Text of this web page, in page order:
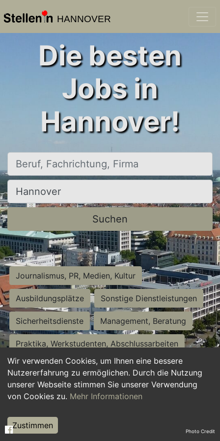
HANNOVER
Wir verwenden Cookies, um Ihnen eine bessere
Nutzererfahrung zu ermöglichen. Durch die Nutzung
unserer Webseite stimmen Sie unserer Verwendung
von Cookies zu. Mehr Informationen
Zustimmen
Die besten
Jobs in
Hannover!
Beruf, Fachrichtung, Firma
Ort, Stadt
Suchen
Journalismus, PR, Medien, Kultur
Ausbildungsplätze Sonstige Dienstleistungen
Sicherheitsdienste Management, Beratung
Praktika, Werkstudenten, Abschlussarbeiten
Personalwesen Assistenz, Sekretariat
Hilfskräfte, Aushilfs- und Nebenjobs
Weiterbildung, Studium, duale Ausbildung Photo Credit